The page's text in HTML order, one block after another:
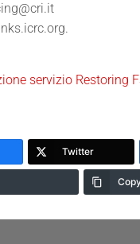
servizio Restoring
Twitter